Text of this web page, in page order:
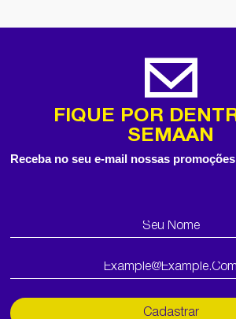
FIQUE POR
SEMAAN
Receba no seu e-mail nossas
Cadastrar